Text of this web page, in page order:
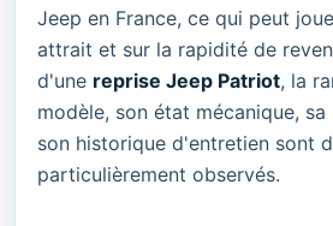
Jeep en France, ce qui peut
attrait et sur la rapidité de
d'une reprise Jeep Patriot, la
modèle, son état mécanique,
son historique d'entretien sont
particulièrement observés.